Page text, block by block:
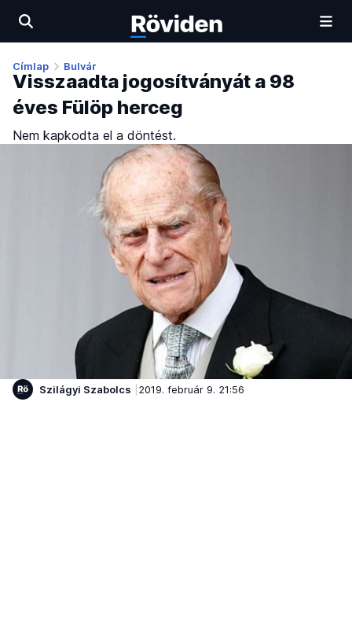
Címlap Bulvár
Visszaadta jogosítványát a 98
éves Fülöp herceg
Nem kapkodta el a döntést.
Szilágyi Szabolcs 2019. február 9. 21:56